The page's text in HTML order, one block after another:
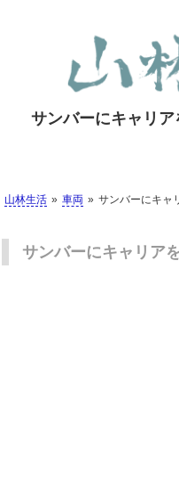
サンバーにキャリ
山林生活 車両 サンバーにキャ
サンバーにキャリア